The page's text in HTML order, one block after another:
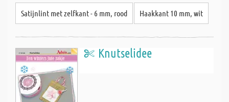
Satijnlint met zelfkant - 6 mm, rood Haakkant 10 mm, wit
Knutselidee